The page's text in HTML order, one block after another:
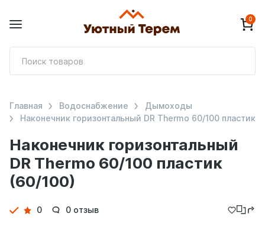
0
Наконечник горизонтальный
DR Thermo 60/100 пластик
(60/100)
Главная Водоснабжение
Дымоходы
Наконечник горизонтальный DR Thermo 60/100 пластик
Детали
0 0 отзыв